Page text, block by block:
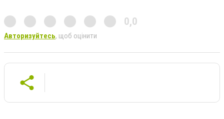
0,0
Авторизуйтесь, щоб оцінити